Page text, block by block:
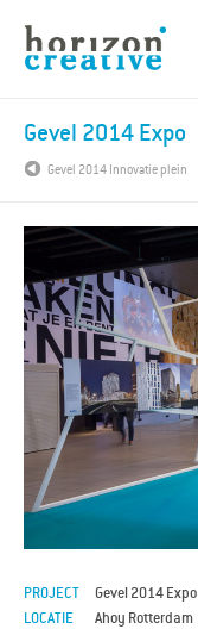
Gevel 2014 Expo
Gevel 2014 Innovatie plein
PROJECT
Gevel 2014 Expo
LOCATIE
Ahoy Rotterdam